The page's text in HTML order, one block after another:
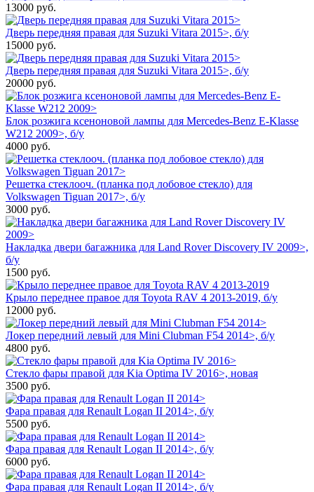
13000 руб.
Дверь передняя правая для Suzuki Vitara 2015>, б/у
15000 руб.
Дверь передняя правая для Suzuki Vitara 2015>, б/у
20000 руб.
Блок розжига ксеноновой лампы для Mercedes-Benz E-Klasse
W212 2009>, б/у
4000 руб.
Решетка стеклооч. (планка под лобовое стекло) для
Volkswagen Tiguan 2017>, б/у
3000 руб.
Накладка двери багажника для Land Rover Discovery IV 2009>,
б/у
1500 руб.
Крыло переднее правое для Toyota RAV 4 2013-2019, б/у
12000 руб.
Локер передний левый для Mini Clubman F54 2014>, б/у
4800 руб.
Стекло фары правой для Kia Optima IV 2016>, новая
3500 руб.
Фара правая для Renault Logan II 2014>, б/у
5500 руб.
Фара правая для Renault Logan II 2014>, б/у
6000 руб.
Фара правая для Renault Logan II 2014>, б/у